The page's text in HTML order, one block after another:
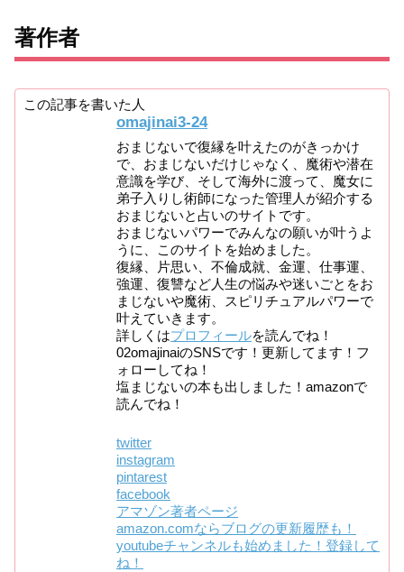
著作者
この記事を書いた人
omajinai3-24
おまじないで復縁を叶えたのがきっかけ
で、おまじないだけじゃなく、魔術や潜在
意識を学び、そして海外に渡って、魔女に
弟子入りし術師になった管理人が紹介する
おまじないと占いのサイトです。
おまじないパワーでみんなの願いが叶うよ
うに、このサイトを始めました。
復縁、片思い、不倫成就、金運、仕事運、
強運、復讐など人生の悩みや迷いごとをお
まじないや魔術、スピリチュアルパワーで
叶えていきます。
詳しくはプロフィールを読んでね！
02omajinaiのSNSです！更新してます！フ
ォローしてね！
塩まじないの本も出しました！amazonで
読んでね！
twitter
instagram
pintarest
facebook
アマゾン著者ページ
amazon.comならブログの更新履歴も！
youtubeチャンネルも始めました！登録して
ね！